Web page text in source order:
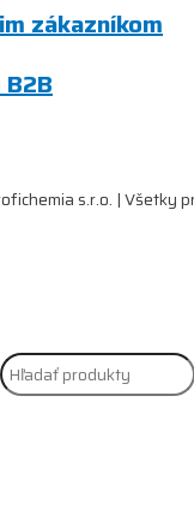
zákazníkom
s.r.o. | Všetky